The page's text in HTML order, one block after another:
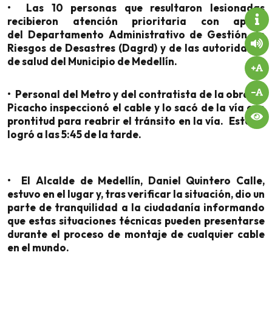
• Las 10 personas que resultaron lesionadas
recibieron atención prioritaria con apoyo
del Departamento Administrativo de Gestión de
Riesgos de Desastres (Dagrd) y de las autoridades
de salud del Municipio de Medellín.
• Personal del Metro y del contratista de la obra de
Picacho inspeccionó el cable y lo sacó de la vía con
prontitud para reabrir el tránsito en la vía. Esto se
logró a las 5:45 de la tarde.
• El Alcalde de Medellín, Daniel Quintero Calle,
estuvo en el lugar y, tras verificar la situación, dio un
parte de tranquilidad a la ciudadanía informando
que estas situaciones técnicas pueden presentarse
durante el proceso de montaje de cualquier cable
en el mundo.